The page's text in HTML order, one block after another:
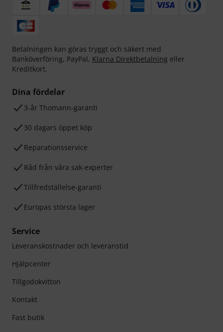
Betalningen kan göras tryggt och säkert med
Banköverföring, PayPal, Klarna Direktbetalning eller
Kreditkort.
Dina fördelar
3-år Thomann-garanti
30 dagars öppet köp
Reparationsservice
Råd från våra sak-experter
Tillfredställelse-garanti
Europas största lager
Service
Leveranskostnader och leveranstid
Hjälpcenter
Tillgodokvitton
Kontakt
Fast butik